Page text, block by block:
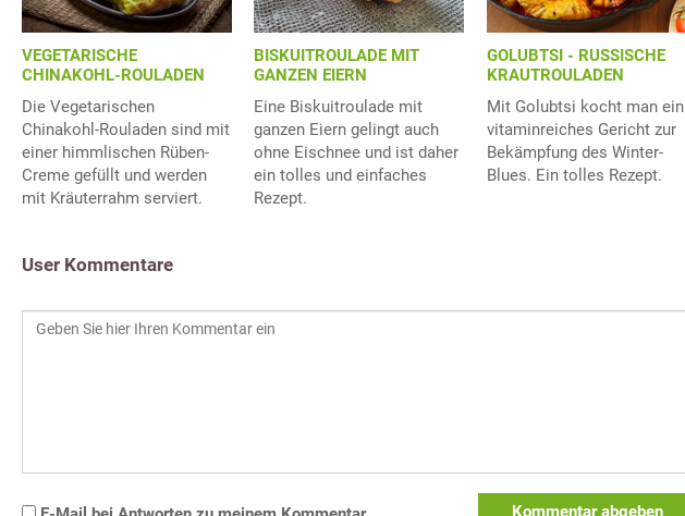
VEGETARISCHE
CHINAKOHL-ROULADEN
Die Vegetarischen
Chinakohl-Rouladen sind mit
einer himmlischen Rüben-
Creme gefüllt und werden
mit Kräuterrahm serviert.
BISKUITROULADE MIT
GANZEN EIERN
Eine Biskuitroulade mit
ganzen Eiern gelingt auch
ohne Eischnee und ist daher
ein tolles und einfaches
Rezept.
GOLUBTSI - RUSSISCHE
KRAUTROULADEN
Mit Golubtsi kocht man ein
vitaminreiches Gericht zur
Bekämpfung des Winter-
Blues. Ein tolles Rezept.
User Kommentare
Kommentar abgeben